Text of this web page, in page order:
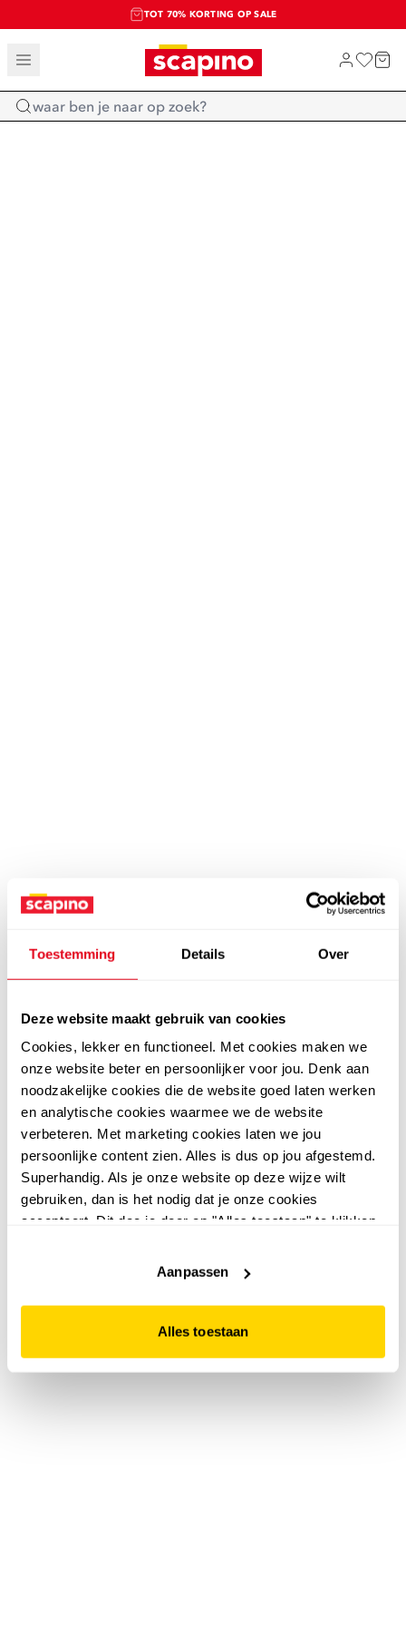
Toestemming Details Over
Deze website maakt gebruik van cookies
Cookies, lekker en functioneel. Met cookies maken we
onze website beter en persoonlijker voor jou. Denk aan
noodzakelijke cookies die de website goed laten werken
en analytische cookies waarmee we de website
verbeteren. Met marketing cookies laten we jou
persoonlijke content zien. Alles is dus op jou afgestemd.
Superhandig. Als je onze website op deze wijze wilt
gebruiken, dan is het nodig dat je onze cookies
accepteert. Dit doe je door op "Alles toestaan" te klikken.
website niet optimaal functioneert.
Aanpassen
Alles toestaan
TOT 70% KORTING OP SALE
SALE: LAATSTE KANS!
SHOP NIEUW
Home